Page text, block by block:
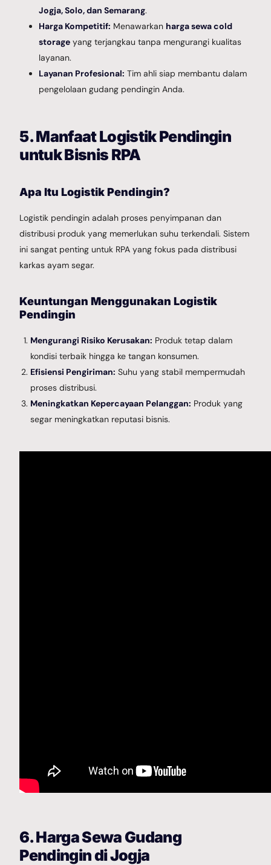
Jogja, Solo, dan Semarang.
Harga Kompetitif: Menawarkan harga sewa cold
storage yang terjangkau tanpa mengurangi kualitas
layanan.
Layanan Profesional: Tim ahli siap membantu dalam
pengelolaan gudang pendingin Anda.
5. Manfaat Logistik Pendingin
untuk Bisnis RPA
Apa Itu Logistik Pendingin?
Logistik pendingin adalah proses penyimpanan dan
distribusi produk yang memerlukan suhu terkendali. Sistem
ini sangat penting untuk RPA yang fokus pada distribusi
karkas ayam segar.
Keuntungan Menggunakan Logistik
Pendingin
Mengurangi Risiko Kerusakan: Produk tetap dalam
kondisi terbaik hingga ke tangan konsumen.
Efisiensi Pengiriman: Suhu yang stabil mempermudah
proses distribusi.
Meningkatkan Kepercayaan Pelanggan: Produk yang
segar meningkatkan reputasi bisnis.
6. Harga Sewa Gudang
Pendingin di Jogja